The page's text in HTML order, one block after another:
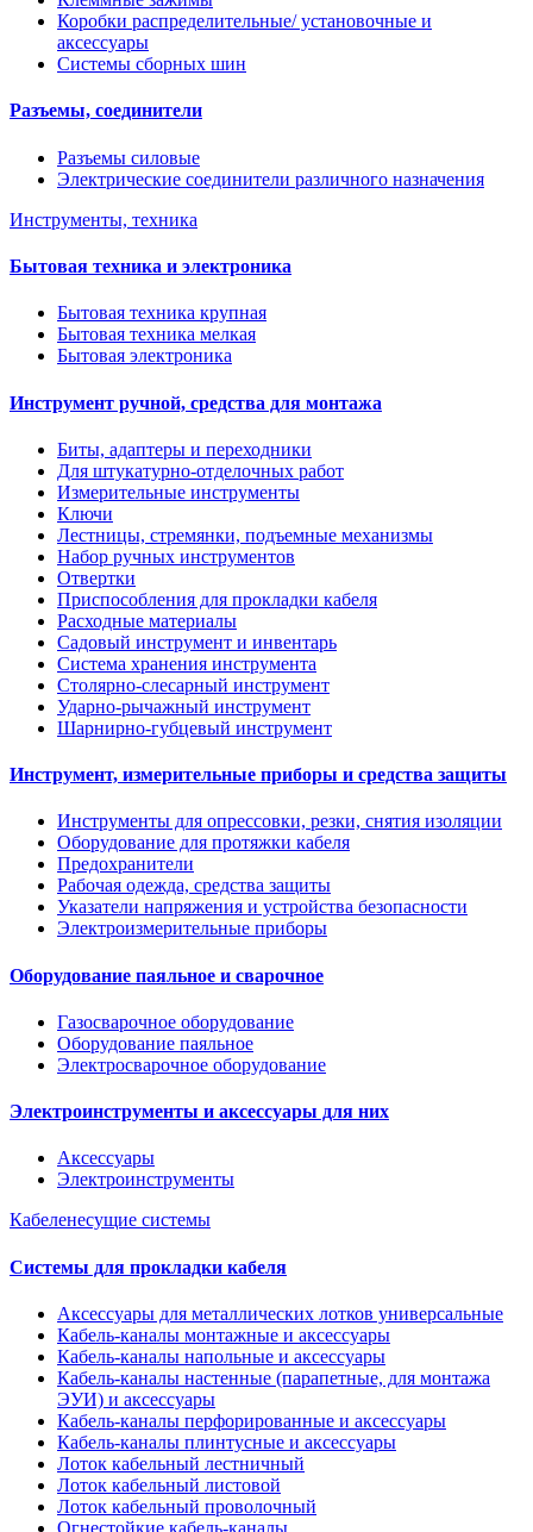
Коробки распределительные/ установочные и
аксессуары
Системы сборных шин
Разъемы, соединители
Разъемы силовые
Электрические соединители различного назначения
Инструменты, техника
Бытовая техника и электроника
Бытовая техника крупная
Бытовая техника мелкая
Бытовая электроника
Инструмент ручной, средства для монтажа
Биты, адаптеры и переходники
Для штукатурно-отделочных работ
Измерительные инструменты
Ключи
Лестницы, стремянки, подъемные механизмы
Набор ручных инструментов
Отвертки
Приспособления для прокладки кабеля
Расходные материалы
Садовый инструмент и инвентарь
Система хранения инструмента
Столярно-слесарный инструмент
Ударно-рычажный инструмент
Шарнирно-губцевый инструмент
Инструмент, измерительные приборы и средства защиты
Инструменты для опрессовки, резки, снятия изоляции
Оборудование для протяжки кабеля
Предохранители
Рабочая одежда, средства защиты
Указатели напряжения и устройства безопасности
Электроизмерительные приборы
Оборудование паяльное и сварочное
Газосварочное оборудование
Оборудование паяльное
Электросварочное оборудование
Электроинструменты и аксессуары для них
Аксессуары
Электроинструменты
Кабеленесущие системы
Системы для прокладки кабеля
Аксессуары для металлических лотков универсальные
Кабель-каналы монтажные и аксессуары
Кабель-каналы напольные и аксессуары
Кабель-каналы настенные (парапетные, для монтажа
ЭУИ) и аксессуары
Кабель-каналы перфорированные и аксессуары
Кабель-каналы плинтусные и аксессуары
Лоток кабельный лестничный
Лоток кабельный листовой
Лоток кабельный проволочный
Огнестойкие кабель-каналы